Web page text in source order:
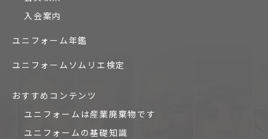
入会案内
ユニフォーム年鑑
ユニフォームソムリエ検定
おすすめコンテンツ
ユニフォームは産業廃棄物です
ユニフォームの基礎知識